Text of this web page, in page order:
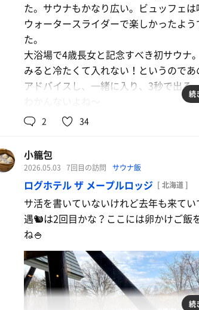
た。サウナもかなり広い。ビュッフェ
ウォータースライダーで楽しかったよ
た。
大浴場で4歳長女と記念すべき初サウナ
みると冷たくて入れない！というので
アドバイスし、一緒に入り、3秒で出る
続
2 34
小籠包
2026.05.03 7回目の訪問 サウナ飯
ログホテル ザ メープルロッジ [ 北海道 ]
サ活を書いていないけれど去年も来て
遇🐿️は2回目かな？ここには卵かけご飯
ね🍚
続